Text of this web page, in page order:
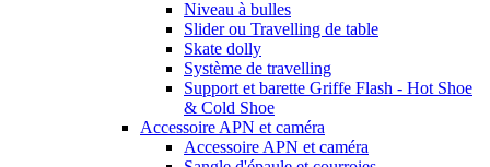
Niveau à bulles
Slider ou Travelling de table
Skate dolly
Système de travelling
Support et barette Griffe Flash - Hot Shoe
& Cold Shoe
Accessoire APN et caméra
Accessoire APN et caméra